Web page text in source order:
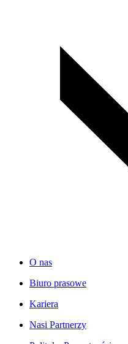
O nas
Biuro prasowe
Kariera
Nasi Partnerzy